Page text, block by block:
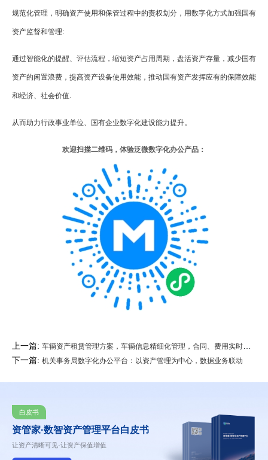
规范化管理，明确资产使用和保管过程中的责权划分，用数字化方式加强国有
资产监督和管理:
通过智能化的提醒、评估流程，缩短资产占用周期，盘活资产存量，减少国有
资产的闲置浪费，提高资产设备使用效能，推动国有资产发挥应有的保障效能
和经济、社会价值.
从而助力行政事业单位、国有企业数字化建设能力提升。
欢迎扫描二维码，体验泛微数字化办公产品：
上一篇: 车辆资产租赁管理方案，车辆信息精细化管理，合同、费用实时掌握
下一篇: 机关事务局数字化办公平台：以资产管理为中心，数据业务联动
白皮书
资管家·数智资产管理平台白皮书
让资产清晰可见·让资产保值增值